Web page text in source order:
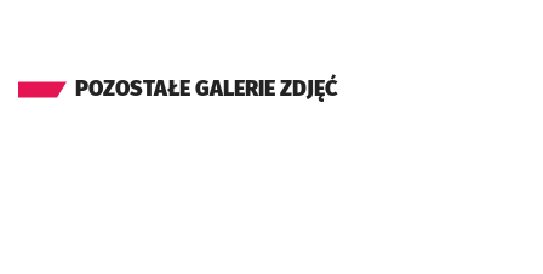
POZOSTAŁE GALERIE ZDJĘĆ